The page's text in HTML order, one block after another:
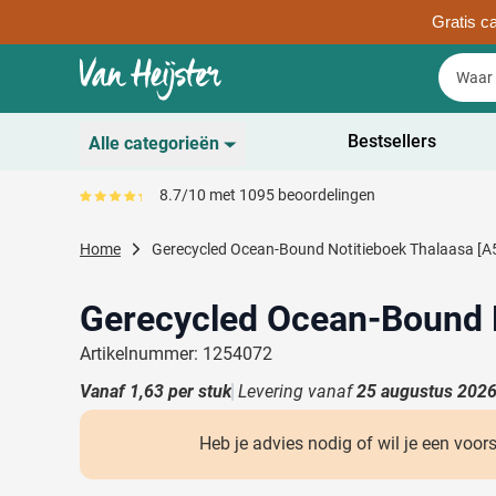
Gratis
Ga naar de inhoud Zoek
Zoek
Alle categorieën
Duurzaam
Toon submenu voor
Toon submenu voor
Kantoorartikelen
Toon submenu voor
Tassen
Toon submenu voor
Toon submenu voor
Bestsellers
Gemiddeld reviewpercentage is 87
8.7/10 met 1095 beoordelingen
Home Gerecycled Ocean-Bound Notitieboek Thalaasa
Gerecycled Ocean-
Artikelnummer: 1254072
Vanaf 1,63 per stuk Levering vanaf25 augustus 2026
Heb je advies nodig of wil je een